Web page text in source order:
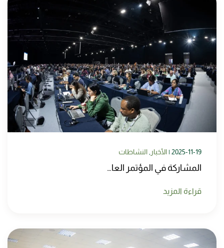
2025-11-19
| الأخبار,النشاطات
المشاركة في المؤتمر العا…
قراءة المزيد